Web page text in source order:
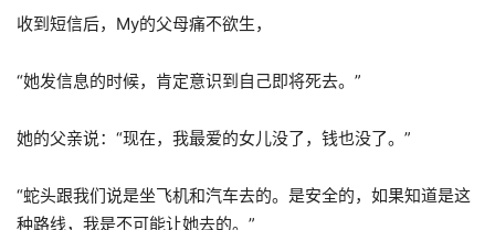
收到短信后，My的父母痛不欲生，
“她发信息的时候，肯定意识到自己即将死去。”
她的父亲说：“现在，我最爱的女儿没了，钱也没了。”
“蛇头跟我们说是坐飞机和汽车去的。是安全的，如果知道是这
种路线，我是不可能让她去的。”